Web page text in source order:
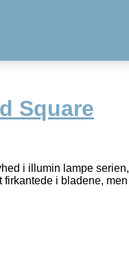
Square
i illumin lampe serien,
i bladene, men